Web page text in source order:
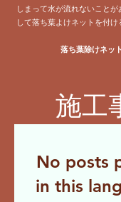
しまって水が流れないこと
して落ち葉よけネットを付け
落ち葉除けネッ
施工
No posts
in this